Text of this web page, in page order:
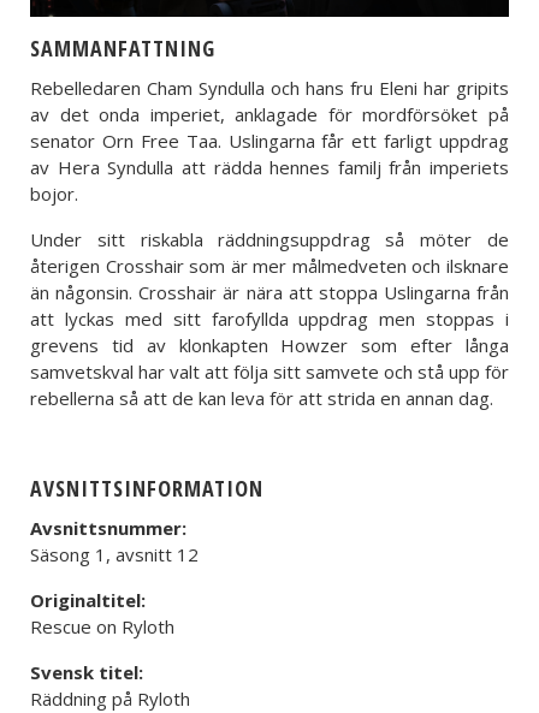
SAMMANFATTNING
Rebelledaren Cham Syndulla och hans fru Eleni har gripits
av det onda imperiet, anklagade för mordförsöket på
senator Orn Free Taa. Uslingarna får ett farligt uppdrag
av Hera Syndulla att rädda hennes familj från imperiets
bojor.
Under sitt riskabla räddningsuppdrag så möter de
återigen Crosshair som är mer målmedveten och ilsknare
än någonsin. Crosshair är nära att stoppa Uslingarna från
att lyckas med sitt farofyllda uppdrag men stoppas i
grevens tid av klonkapten Howzer som efter långa
samvetskval har valt att följa sitt samvete och stå upp för
rebellerna så att de kan leva för att strida en annan dag.
AVSNITTSINFORMATION
Avsnittsnummer:
Säsong 1, avsnitt 12
Originaltitel:
Rescue on Ryloth
Svensk titel:
Räddning på Ryloth